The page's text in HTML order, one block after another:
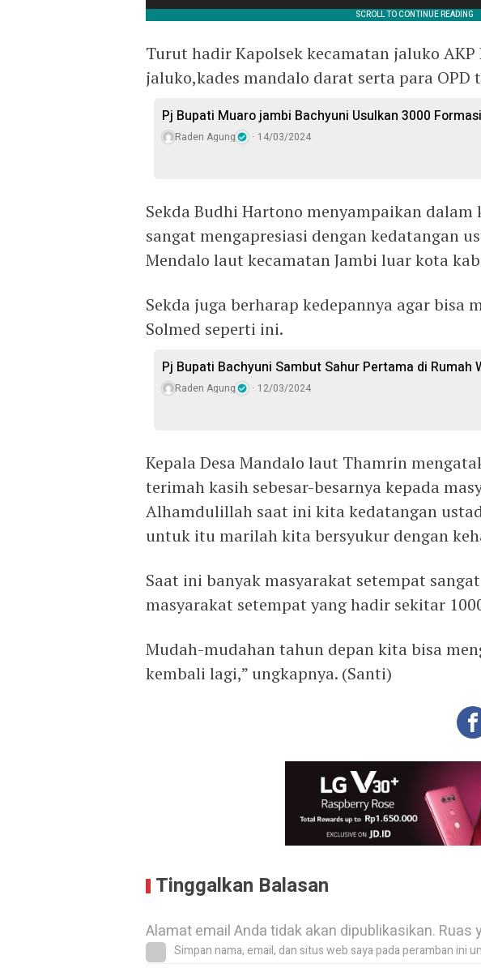
Turut hadir Kapolsek kecamatan jaluko AKP
jaluko,kades mandalo darat serta para OPD
Pj Bupati Muaro jambi Bachyuni Usulkan 3000
Raden Agung 14/03/2024
Sekda Budhi Hartono menyampaikan
sangat mengapresiasi dengan kedatangan
Mendalo laut kecamatan Jambi luar kota
Sekda juga berharap kedepannya agar bisa
Solmed seperti ini.
Pj Bupati Bachyuni Sambut Sahur Pertama di Rumah
Raden Agung 12/03/2024
Kepala Desa Mandalo laut Thamrin
terimah kasih sebesar-besarnya kepada
Alhamdulillah saat ini kita kedatangan
untuk itu marilah kita bersyukur dengan
Saat ini banyak masyarakat setempat
masyarakat setempat yang hadir sekitar
Mudah-mudahan tahun depan kita bisa
kembali lagi,” ungkapnya. (Santi)
Tinggalkan Balasan
Alamat email Anda tidak akan dipublikasikan. Ruas
Simpan nama, email, dan situs web saya pada peramban ini